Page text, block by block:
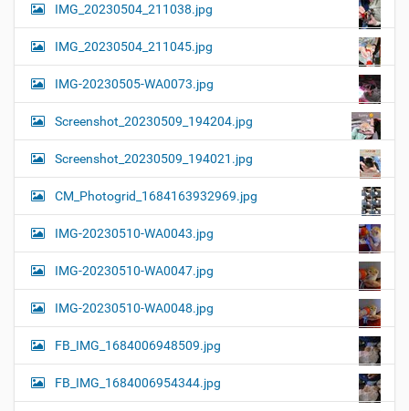
IMG_20230504_211038.jpg
IMG_20230504_211045.jpg
IMG-20230505-WA0073.jpg
Screenshot_20230509_194204.jpg
Screenshot_20230509_194021.jpg
CM_Photogrid_1684163932969.jpg
IMG-20230510-WA0043.jpg
IMG-20230510-WA0047.jpg
IMG-20230510-WA0048.jpg
FB_IMG_1684006948509.jpg
FB_IMG_1684006954344.jpg